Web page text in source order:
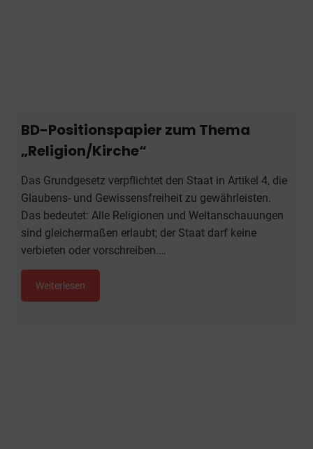
BD-Positionspapier zum Thema
„Religion/Kirche“
Das Grundgesetz verpflichtet den Staat in Artikel 4, die
Glaubens- und Gewissensfreiheit zu gewährleisten.
Das bedeutet: Alle Religionen und Weltanschauungen
sind gleichermaßen erlaubt; der Staat darf keine
verbieten oder vorschreiben.…
Weiterlesen